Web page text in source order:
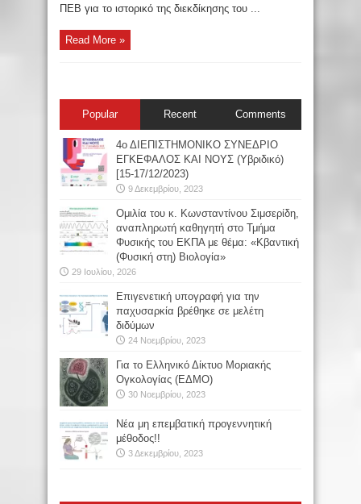
ΠΕΒ για το ιστορικό της διεκδίκησης του ...
Read More »
Popular Recent Comments
4ο ΔΙΕΠΙΣΤΗΜΟΝΙΚΟ ΣΥΝΕΔΡΙΟ
ΕΓΚΕΦΑΛΟΣ ΚΑΙ ΝΟΥΣ (Υβριδικό)
[15-17/12/2023)
9 Δεκεμβρίου, 2023
Oμιλία του κ. Κωνσταντίνου Σιμσερίδη,
αναπληρωτή καθηγητή στο Τμήμα
Φυσικής του ΕΚΠΑ με θέμα: «Κβαντική
(Φυσική στη) Βιολογία»
29 Ιουλίου, 2026
Επιγενετική υπογραφή για την
παχυσαρκία βρέθηκε σε μελέτη
διδύμων
24 Νοεμβρίου, 2023
Για το Ελληνικό Δίκτυο Μοριακής
Ογκολογίας (ΕΔΜΟ)
30 Νοεμβρίου, 2023
Νέα μη επεμβατική προγεννητική
μέθοδος!!
3 Δεκεμβρίου, 2023